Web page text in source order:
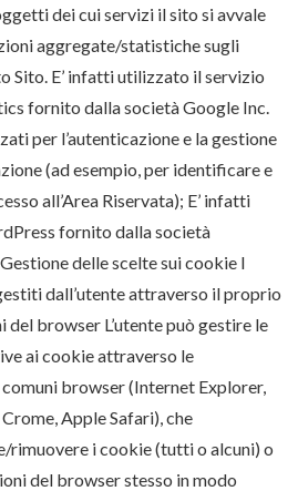
dei cui servizi il sito si avvale
aggregate/statistiche sugli
Sito. E’ infatti utilizzato il servizio
fornito dalla società Google Inc.
per l’autenticazione e la gestione
(ad esempio, per identificare e
all’Area Riservata); E’ infatti
fornito dalla società
delle scelte sui cookie I
dall’utente attraverso il proprio
browser L’utente può gestire le
ai cookie attraverso le
browser (Internet Explorer,
Apple Safari), che
rimuovere i cookie (tutti o alcuni) o
del browser stesso in modo